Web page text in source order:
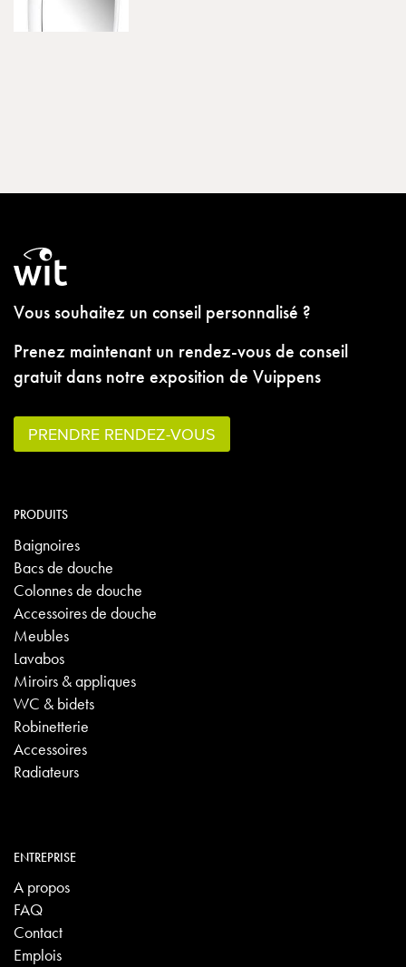
Vous souhaitez un conseil personnalisé ?
Prenez maintenant un rendez-vous de conseil
gratuit dans notre exposition de Vuippens
PRENDRE RENDEZ-VOUS
PRODUITS
Baignoires
Bacs de douche
Colonnes de douche
Accessoires de douche
Meubles
Lavabos
Miroirs & appliques
WC & bidets
Robinetterie
Accessoires
Radiateurs
ENTREPRISE
A propos
FAQ
Contact
Emplois